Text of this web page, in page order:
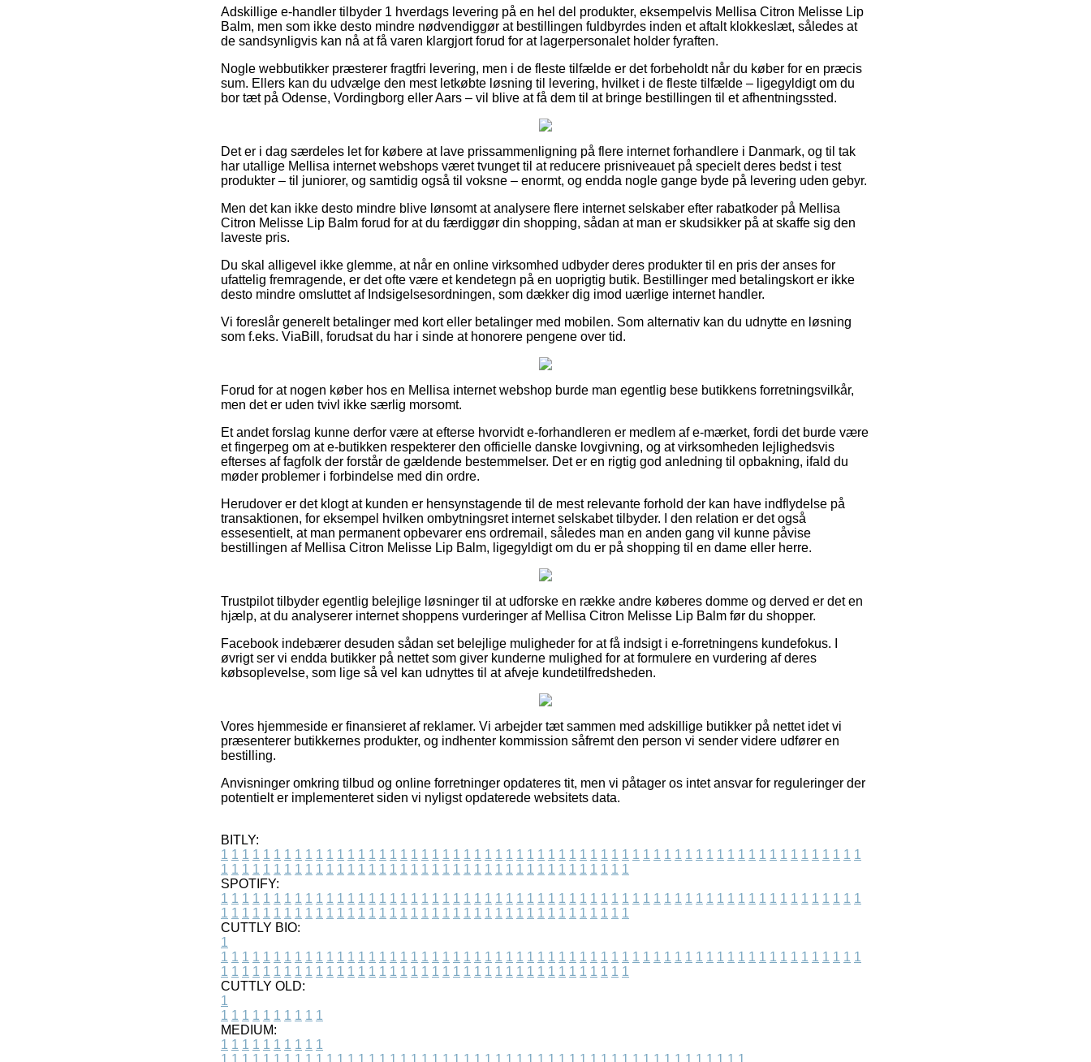
Adskillige e-handler tilbyder 1 hverdags levering på en hel del produkter, eksempelvis Mellisa Citron Melisse Lip
Balm, men som ikke desto mindre nødvendiggør at bestillingen fuldbyrdes inden et aftalt klokkeslæt, således at
de sandsynligvis kan nå at få varen klargjort forud for at lagerpersonalet holder fyraften.
Nogle webbutikker præsterer fragtfri levering, men i de fleste tilfælde er det forbeholdt når du køber for en præcis
sum. Ellers kan du udvælge den mest letkøbte løsning til levering, hvilket i de fleste tilfælde – ligegyldigt om du
bor tæt på Odense, Vordingborg eller Aars – vil blive at få dem til at bringe bestillingen til et afhentningssted.
Det er i dag særdeles let for købere at lave prissammenligning på flere internet forhandlere i Danmark, og til tak
har utallige Mellisa internet webshops været tvunget til at reducere prisniveauet på specielt deres bedst i test
produkter – til juniorer, og samtidig også til voksne – enormt, og endda nogle gange byde på levering uden gebyr.
Men det kan ikke desto mindre blive lønsomt at analysere flere internet selskaber efter rabatkoder på Mellisa
Citron Melisse Lip Balm forud for at du færdiggør din shopping, sådan at man er skudsikker på at skaffe sig den
laveste pris.
Du skal alligevel ikke glemme, at når en online virksomhed udbyder deres produkter til en pris der anses for
ufattelig fremragende, er det ofte være et kendetegn på en uoprigtig butik. Bestillinger med betalingskort er ikke
desto mindre omsluttet af Indsigelsesordningen, som dækker dig imod uærlige internet handler.
Vi foreslår generelt betalinger med kort eller betalinger med mobilen. Som alternativ kan du udnytte en løsning
som f.eks. ViaBill, forudsat du har i sinde at honorere pengene over tid.
Forud for at nogen køber hos en Mellisa internet webshop burde man egentlig bese butikkens forretningsvilkår,
men det er uden tvivl ikke særlig morsomt.
Et andet forslag kunne derfor være at efterse hvorvidt e-forhandleren er medlem af e-mærket, fordi det burde være
et fingerpeg om at e-butikken respekterer den officielle danske lovgivning, og at virksomheden lejlighedsvis
efterses af fagfolk der forstår de gældende bestemmelser. Det er en rigtig god anledning til opbakning, ifald du
møder problemer i forbindelse med din ordre.
Herudover er det klogt at kunden er hensynstagende til de mest relevante forhold der kan have indflydelse på
transaktionen, for eksempel hvilken ombytningsret internet selskabet tilbyder. I den relation er det også
essesentielt, at man permanent opbevarer ens ordremail, således man en anden gang vil kunne påvise
bestillingen af Mellisa Citron Melisse Lip Balm, ligegyldigt om du er på shopping til en dame eller herre.
Trustpilot tilbyder egentlig belejlige løsninger til at udforske en række andre køberes domme og derved er det en
hjælp, at du analyserer internet shoppens vurderinger af Mellisa Citron Melisse Lip Balm før du shopper.
Facebook indebærer desuden sådan set belejlige muligheder for at få indsigt i e-forretningens kundefokus. I
øvrigt ser vi endda butikker på nettet som giver kunderne mulighed for at formulere en vurdering af deres
købsoplevelse, som lige så vel kan udnyttes til at afveje kundetilfredsheden.
Vores hjemmeside er finansieret af reklamer. Vi arbejder tæt sammen med adskillige butikker på nettet idet vi
præsenterer butikkernes produkter, og indhenter kommission såfremt den person vi sender videre udfører en
bestilling.
Anvisninger omkring tilbud og online forretninger opdateres tit, men vi påtager os intet ansvar for reguleringer der
potentielt er implementeret siden vi nyligst opdaterede websitets data.
BITLY:
1 1 1 1 1 1 1 1 1 1 1 1 1 1 1 1 1 1 1 1 1 1 1 1 1 1 1 1 1 1 1 1 1 1 1 1 1 1 1 1 1 1 1 1 1 1 1 1 1 1 1 1 1 1 1 1 1 1 1 1 1
1 1 1 1 1 1 1 1 1 1 1 1 1 1 1 1 1 1 1 1 1 1 1 1 1 1 1 1 1 1 1 1 1 1 1 1 1 1 1
SPOTIFY:
1 1 1 1 1 1 1 1 1 1 1 1 1 1 1 1 1 1 1 1 1 1 1 1 1 1 1 1 1 1 1 1 1 1 1 1 1 1 1 1 1 1 1 1 1 1 1 1 1 1 1 1 1 1 1 1 1 1 1 1 1
1 1 1 1 1 1 1 1 1 1 1 1 1 1 1 1 1 1 1 1 1 1 1 1 1 1 1 1 1 1 1 1 1 1 1 1 1 1 1
CUTTLY BIO:
1
1 1 1 1 1 1 1 1 1 1 1 1 1 1 1 1 1 1 1 1 1 1 1 1 1 1 1 1 1 1 1 1 1 1 1 1 1 1 1 1 1 1 1 1 1 1 1 1 1 1 1 1 1 1 1 1 1 1 1 1 1
1 1 1 1 1 1 1 1 1 1 1 1 1 1 1 1 1 1 1 1 1 1 1 1 1 1 1 1 1 1 1 1 1 1 1 1 1 1 1
CUTTLY OLD:
1
1 1 1 1 1 1 1 1 1 1
MEDIUM:
1 1 1 1 1 1 1 1 1 1
1 1 1 1 1 1 1 1 1 1 1 1 1 1 1 1 1 1 1 1 1 1 1 1 1 1 1 1 1 1 1 1 1 1 1 1 1 1 1 1 1 1 1 1 1 1 1 1 1 1